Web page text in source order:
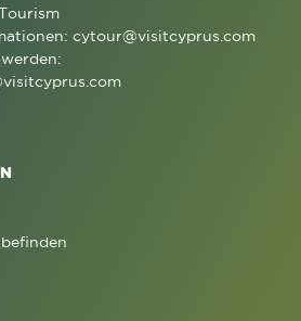
cytour@visitcyprus.com